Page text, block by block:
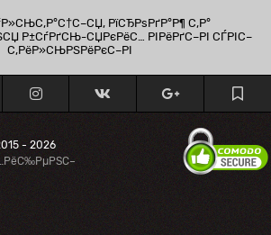
РїСЂРѕРґР°Р¶ С‚Р°
Р±СѓРґСЊ-СЏРєРёС… РІРёРґС–РІ СЃРІС–
С‚РёР»СЊРЅРёРєС–РІ
- 2026